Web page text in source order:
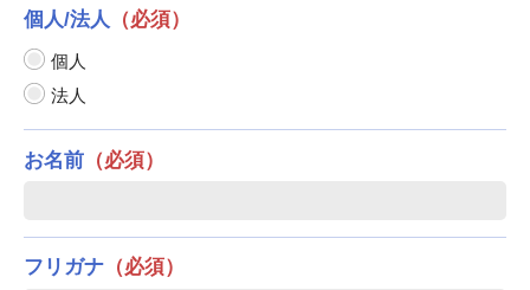
個人/法人 （必須）
個人
法人
お名前 （必須）
フリガナ （必須）